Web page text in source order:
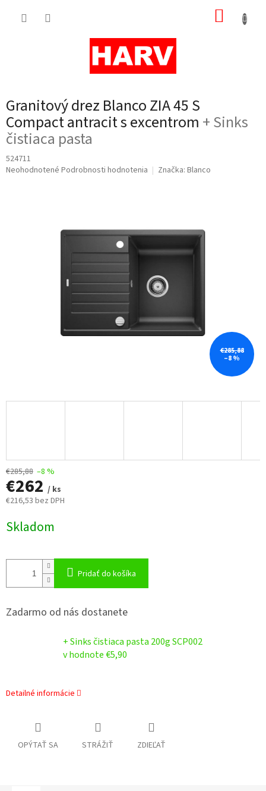
Granitový drez Blanco ZIA 45 S
Compact antracit s excentrom + Sinks
čistiaca pasta
524711
Priemerné
Neohodnotené Podrobnosti hodnotenia Značka: Blanco
€285,88
–8 %
€285,88 –8 %
€262 / ks
€216,53 bez DPH
cena:
Skladom
Pridať do košíka
Zadarmo od nás dostanete
+ Sinks čistiaca pasta 200g SCP002
v hodnote €5,90
Detailné informácie
OPÝTAŤ SA STRÁŽIŤ ZDIEĽAŤ